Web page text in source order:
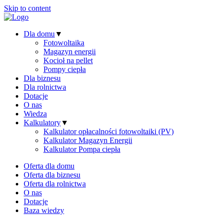
Skip to content
Dla domu ▼
Fotowoltaika
Magazyn energii
Kocioł na pellet
Pompy ciepła
Dla biznesu
Dla rolnictwa
Dotacje
O nas
Wiedza
Kalkulatory▼
Kalkulator opłacalności fotowoltaiki (PV)
Kalkulator Magazyn Energii
Kalkulator Pompa ciepła
Oferta dla domu
Oferta dla biznesu
Oferta dla rolnictwa
O nas
Dotacje
Baza wiedzy